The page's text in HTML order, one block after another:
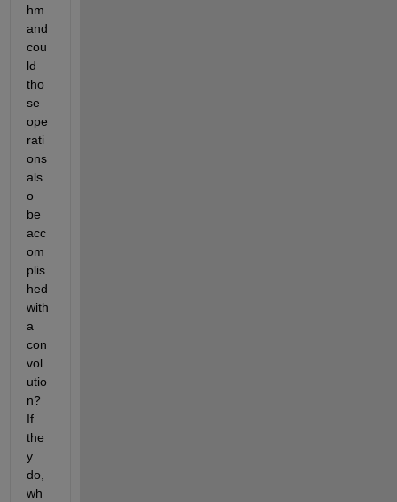
hm
and
cou
ld
tho
se
ope
rati
ons
als
o
be
acc
om
plis
hed
with
a
con
vol
utio
n?
If
the
y
do,
wh